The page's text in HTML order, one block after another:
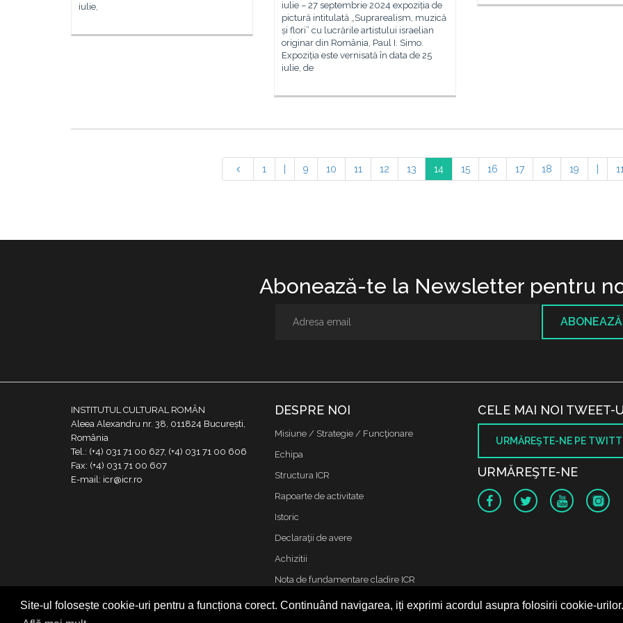
Site-ul folosește cookie-uri pentru a funcționa corect. Continuând navigarea, iți exprimi acordul asupra folosirii cookie-urilor.
iulie,
iulie – 27 septembrie 2024 expoziția de
pictură intitulată „Suprarealism, muzică
și flori” cu lucrările artistului israelian
originar din România, Paul I. Simo.
Expoziția este vernisată în data de 25
iulie, de
1 9 10 11 12 13 14 15 16 17 18 19
Abonează-te la Newsletter pentru
INSTITUTUL CULTURAL ROMÂN
Aleea Alexandru nr. 38, 011824 București,
România
Tel.: (+4) 031 71 00 627, (+4) 031 71 00 606
Fax: (+4) 031 71 00 607
E-mail: icr@icr.ro
DESPRE NOI
Misiune / Strategie / Funcţionare
Echipa
Structura ICR
Rapoarte de activitate
Istoric
Declaraţii de avere
Achizitii
Nota de fundamentare cladire ICR
Contact
CELE MAI NOI TWEET-
URMĂREŞTE-NE PE
URMĂREŞTE-NE